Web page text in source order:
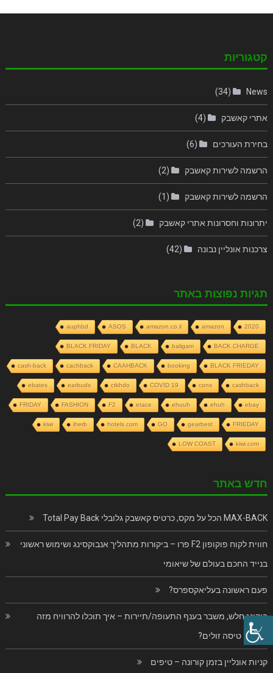
קטגוריות
News
(34)
אתרי קאשבק (4)
בחירת העורכים (6)
הרשמה לשירות קאשבק (2)
הרשמה לשירות קאשבק (1)
יתרונות וחסרונות אתרי קאשבק (2)
צרכנות אונליין נבונה (42)
תגיות נפוצות באתר
2020
amazon
amazon.co.il
ASOS
auphbd
BACK CHARGE
baligam
BLACK
BLACK FRIDAY
BLACK FRIEDAY
booking
CAAHBACK
cachback
cash-back
cashback
cons
COVID 19
ctkhdo
earbuds
ebates
ebay
ehuh
ehuuh
etace
F2
FASHION
FRIDAY
FRIEDAY
gearbest
GO
hotels.com
iherb
kiwi
kiwi.com
LOW COAST
חדש באתר
MAX-BACK הכל על מקס, כרטיס קאשבק גלובלי Total Pay Back
חווית לקוח פוקופון F2 פרו – ביקורות מתהליך אנבוקסינג ושימוש ראשוני
בנייד החכם בעולם של שיאומי
פעם ראשונה בעליאקספרס?
בוקינג חלש, משבר בענף התעופה/תיירות – איך תוכלו להרוויח מזה
כרטיסי טיסה זולים?
קניות אונליין בזמן קורונה – טיפים